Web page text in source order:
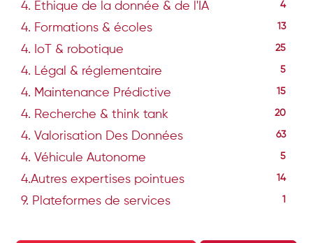
4. Ethique de la donnée & de l'IA 4
4. Formations & écoles 13
4. IoT & robotique 25
4. Légal & réglementaire 5
4. Maintenance Prédictive 15
4. Recherche & think tank 20
4. Valorisation Des Données 63
4. Véhicule Autonome 5
4.Autres expertises pointues 14
9. Plateformes de services